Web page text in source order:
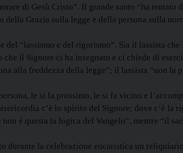
di Gesù Cristo”. Il grande santo “ha
Grazia sulla legge e della persona sulla
del “lassismo e del rigorismo”. Sia il lassista
il Signore ci ha insegnato e ci chiede di
alla freddezza della legge”; il lassista “non la
le si fa prossimo, le si fa vicino e
c’è lo spirito del Signore; dove c’è
è questa la logica del Vangelo”, mentre “il
durante la celebrazione eucaristica un